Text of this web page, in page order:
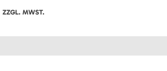
ZZGL. MWST.